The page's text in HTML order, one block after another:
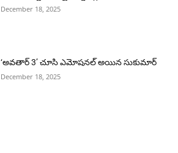
December 18, 2025
‘అవతార్ 3’ చూసి ఎమోషనల్ అయిన సుకుమార్
December 18, 2025